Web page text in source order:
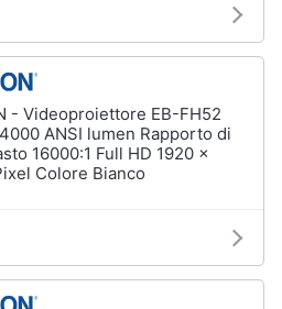
- Videoproiettore EB-FH52
ANSI lumen Rapporto di
16000:1 Full HD 1920 x
Colore Bianco